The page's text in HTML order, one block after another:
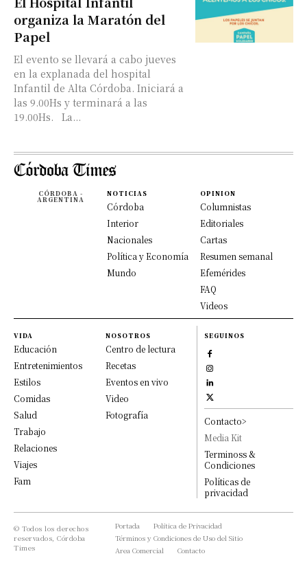
organiza la Maratón del
Papel
El evento se llevará a cabo jueves
en la explanada del hospital
Infantil de Alta Córdoba. Iniciará a
las 9.00Hs y terminará a las
19.00Hs. La...
CÓRDOBA -
ARGENTINA
NOTICIAS
Córdoba
Interior
Nacionales
Política y Economía
Mundo
OPINION
Columnistas
Editoriales
Cartas
Resumen semanal
Efemérides
FAQ
Videos
VIDA
Educación
Entretenimientos
Estilos
Comidas
Salud
Trabajo
Relaciones
Viajes
Fam
NOSOTROS
Centro de lectura
Recetas
Eventos en vivo
Video
Fotografía
SEGUINOS
Contacto>
Media Kit
Terminoss &
Condiciones
Políticas de
privacidad
© Todos los derechos
reservados, Córdoba
Times
Portada
Política de Privacidad
Términos y Condiciones de Uso del Sitio
Area Comercial
Contacto